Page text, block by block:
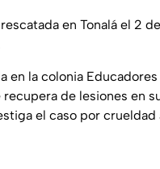
en Tonalá el 2
la colonia
de lesiones en
el caso por